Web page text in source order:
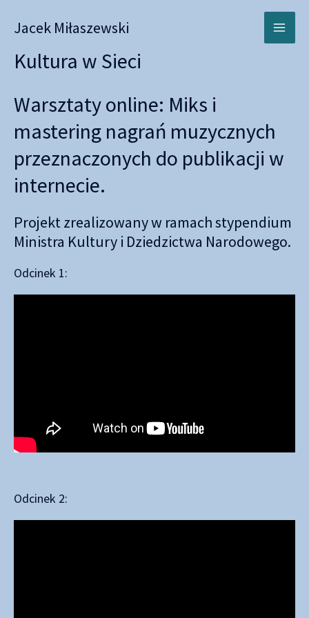
Jacek Miłaszewski
Kultura w Sieci
Warsztaty online: Miks i
mastering nagrań muzycznych
przeznaczonych do publikacji w
internecie.
Projekt zrealizowany w ramachstypendium
Ministra Kultury i Dziedzictwa Narodowego.
Odcinek 1:
Odcinek 2: